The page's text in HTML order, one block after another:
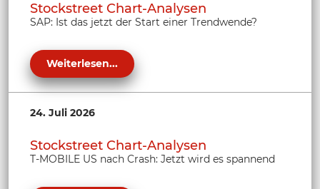
Stockstreet Chart-Analysen
SAP: Ist das jetzt der Start einer Trendwende?
Weiterlesen...
24. Juli 2026
Stockstreet Chart-Analysen
T-MOBILE US nach Crash: Jetzt wird es spannend